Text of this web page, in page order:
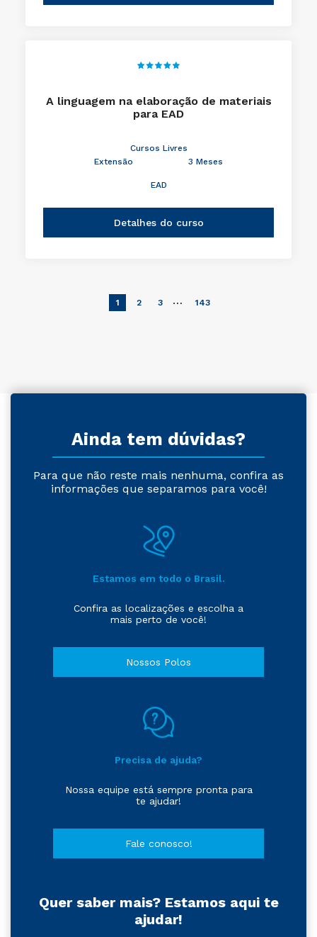
A linguagem na elaboração de materiais
para EAD
Cursos Livres
Extensão
3 Meses
EAD
Detalhes do curso
1 2 3 … 143
Ainda tem dúvidas?
Para que não reste mais nenhuma, confira as
informações que separamos para você!
Estamos em todo o Brasil.
Confira as localizações e escolha a
mais perto de você!
Nossos Polos
Precisa de ajuda?
Nossa equipe está sempre pronta para
te ajudar!
Fale conosco!
Quer saber mais? Estamos aqui te
ajudar!